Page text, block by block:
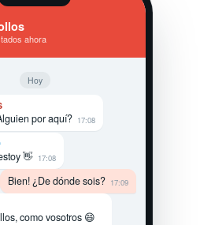
ahora
Hoy
por aquí? 17:08
👋 17:08
Bien! ¿De dónde sois? 17:09
como vosotros 😄